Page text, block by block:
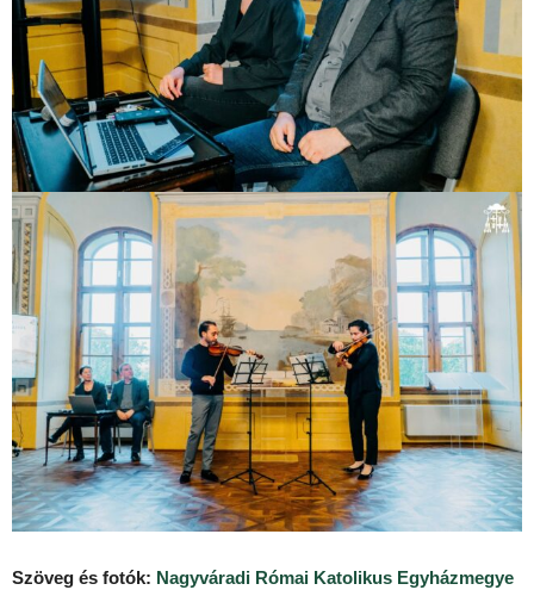
Szöveg és fotók: Nagyváradi Római Katolikus Egyházmegye